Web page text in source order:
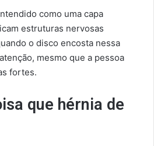
como uma capa
estruturas nervosas
o disco encosta nessa
mesmo que a pessoa
fortes.
que hérnia de